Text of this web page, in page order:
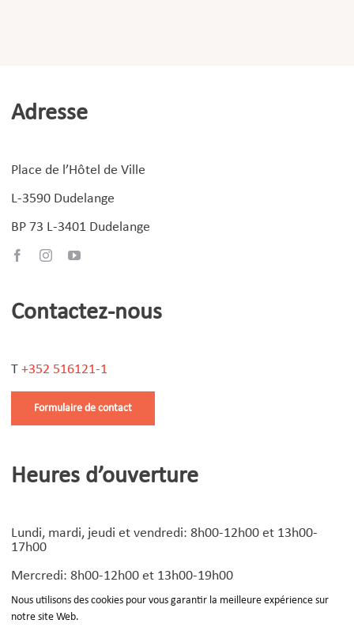
Nous utilisons des cookies pour vous garantir la meilleure expérience sur
notre site Web.
Adresse
Place de l’Hôtel de Ville
L-3590 Dudelange
BP 73 L-3401 Dudelange
Contactez-nous
T +352 516121-1
Formulaire de contact
Heures d’ouverture
Lundi, mardi, jeudi et vendredi: 8h00-12h00 et 13h00-
17h00
Mercredi: 8h00-12h00 et 13h00-19h00